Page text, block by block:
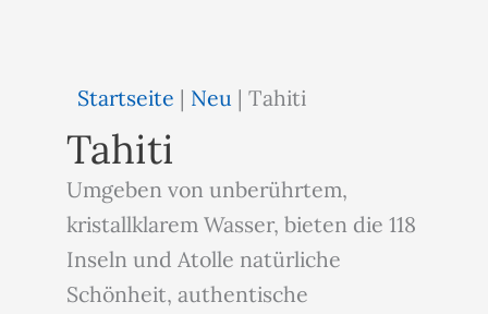
Startseite | Neu |Tahiti
Tahiti
Umgeben von unberührtem,
kristallklarem Wasser, bieten die 118
Inseln und Atolle natürliche
Schönheit, authentische